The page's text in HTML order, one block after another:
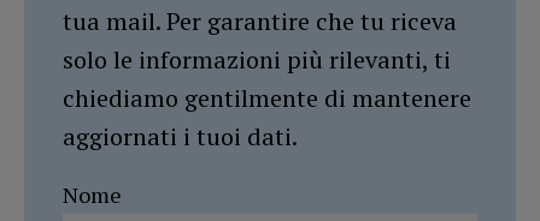
tua mail. Per garantire che tu riceva
solo le informazioni più rilevanti, ti
chiediamo gentilmente di mantenere
aggiornati i tuoi dati.
Nome